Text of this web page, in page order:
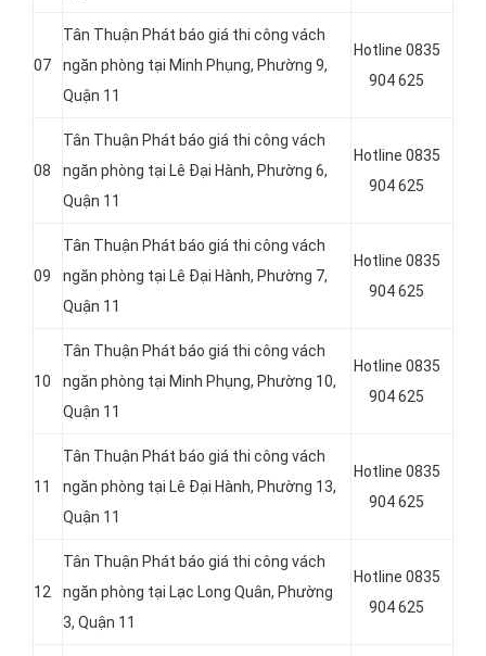
07
Tân Thuận Phát báo giá thi công vách
ngăn phòng tại Minh Phụng, Phường 9,
Quận 11
Hotline 0835
904 625
08
Tân Thuận Phát báo giá thi công vách
ngăn phòng tại Lê Đại Hành, Phường 6,
Quận 11
Hotline 0835
904 625
09
Tân Thuận Phát báo giá thi công vách
ngăn phòng tại Lê Đại Hành, Phường 7,
Quận 11
Hotline 0835
904 625
10
Tân Thuận Phát báo giá thi công vách
ngăn phòng tại Minh Phụng, Phường 10,
Quận 11
Hotline 0835
904 625
11
Tân Thuận Phát báo giá thi công vách
ngăn phòng tại Lê Đại Hành, Phường 13,
Quận 11
Hotline 0835
904 625
12
Tân Thuận Phát báo giá thi công vách
ngăn phòng tại Lạc Long Quân, Phường
3, Quận 11
Hotline 0835
904 625